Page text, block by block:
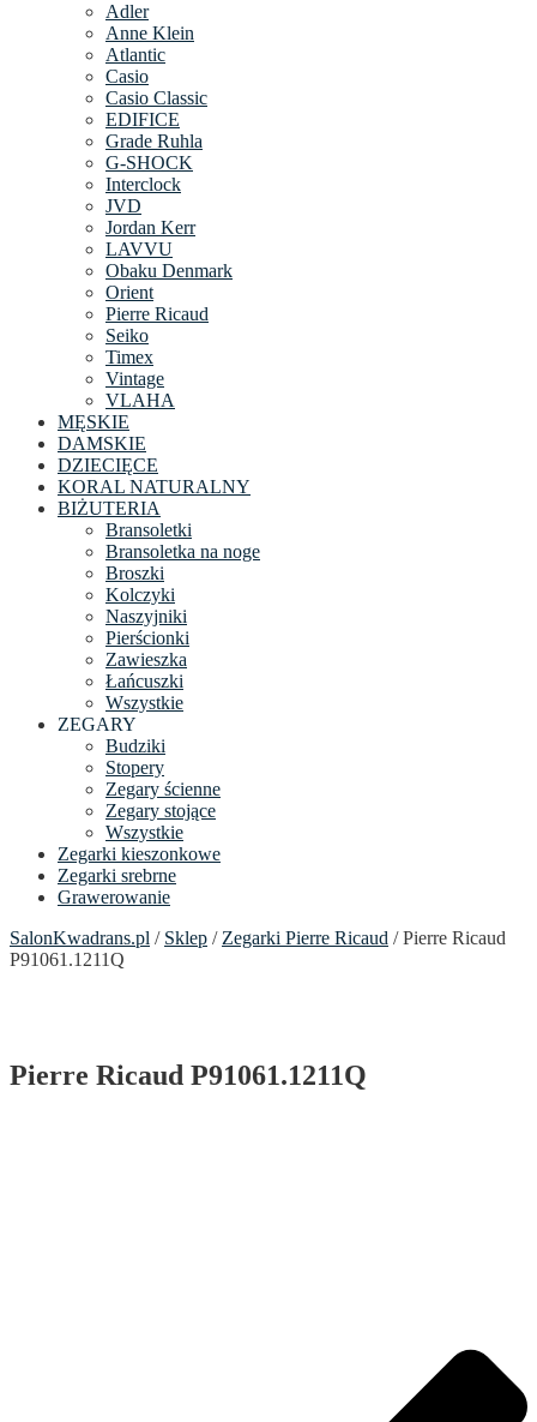
Adler
Anne Klein
Atlantic
Casio
Casio Classic
EDIFICE
Grade Ruhla
G-SHOCK
Interclock
JVD
Jordan Kerr
LAVVU
Obaku Denmark
Orient
Pierre Ricaud
Seiko
Timex
Vintage
VLAHA
MĘSKIE
DAMSKIE
DZIECIĘCE
KORAL NATURALNY
BIŻUTERIA
Bransoletki
Bransoletka na noge
Broszki
Kolczyki
Naszyjniki
Pierścionki
Zawieszka
Łańcuszki
Wszystkie
ZEGARY
Budziki
Stopery
Zegary ścienne
Zegary stojące
Wszystkie
Zegarki kieszonkowe
Zegarki srebrne
Grawerowanie
SalonKwadrans.pl / Sklep / Zegarki Pierre Ricaud / Pierre Ricaud
P91061.1211Q
Pierre Ricaud P91061.1211Q